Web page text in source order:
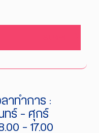
ลาทำการ :
ทร์ - ศุกร์
- 17.00